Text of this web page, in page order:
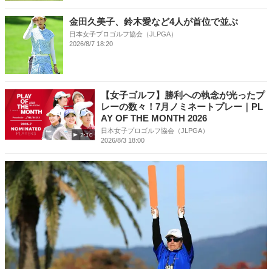
金田久美子、鈴木愛など4人が首位で並ぶ
日本女子プロゴルフ協会（JLPGA）
2026/8/7 18:20
2:10
【女子ゴルフ】勝利への執念が光ったプ
レーの数々！7月ノミネートプレー｜PL
AY OF THE MONTH 2026
日本女子プロゴルフ協会（JLPGA）
2026/8/3 18:00